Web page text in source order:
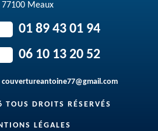
77100 Meaux
01 89 43 01 94
06 10 13 20 52
couvertureantoine77@gmail.com
DROITS RÉSERVÉS
LÉGALES